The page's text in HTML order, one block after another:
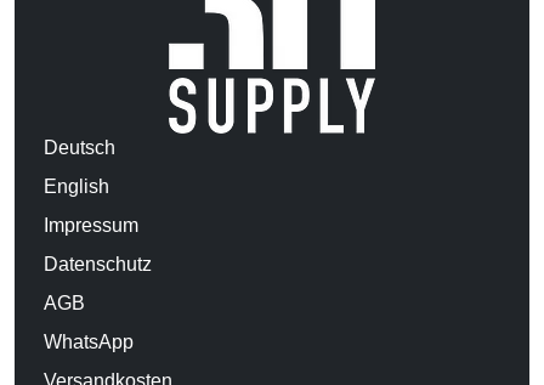
Deutsch
English
Impressum
Datenschutz
AGB
WhatsApp
Versandkosten